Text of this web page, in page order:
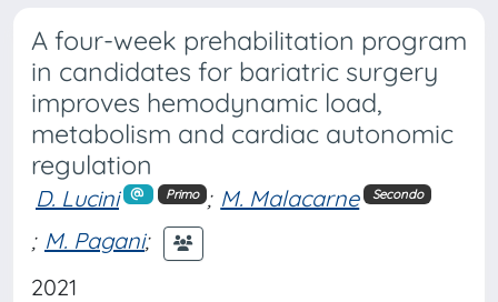
A four-week prehabilitation program
in candidates for bariatric surgery
improves hemodynamic load,
metabolism and cardiac autonomic
regulation
D. Lucini Primo ; M. Malacarne Secondo
; M. Pagani;
2021